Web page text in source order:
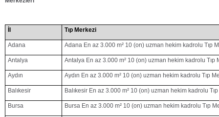
Tıp Merkezi
Adana Adana En az 3.000 m² 10 (on) uzman hekim kadrolu Tıp
Antalya Antalya En az 3.000 m² 10 (on) uzman hekim kadrolu Tıp
Aydın Aydın En az 3.000 m² 10 (on) uzman hekim kadrolu Tıp
Balıkesir Balıkesir En az 3.000 m² 10 (on) uzman hekim kadrolu
Bursa Bursa En az 3.000 m² 10 (on) uzman hekim kadrolu Tıp